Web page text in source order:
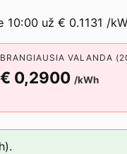
už € 0.1131 /
BRANGIAUSIA VALANDA
€ 0,2900 /kWh